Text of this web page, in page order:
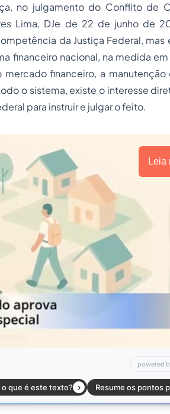
no julgamento do Conflito de
Lima, DJe de 22 de junho de
da Justiça Federal, mas
financeiro nacional, na medida
financeiro, a
o sistema, existe o interesse
para instruir e julgar o feito.
Leia